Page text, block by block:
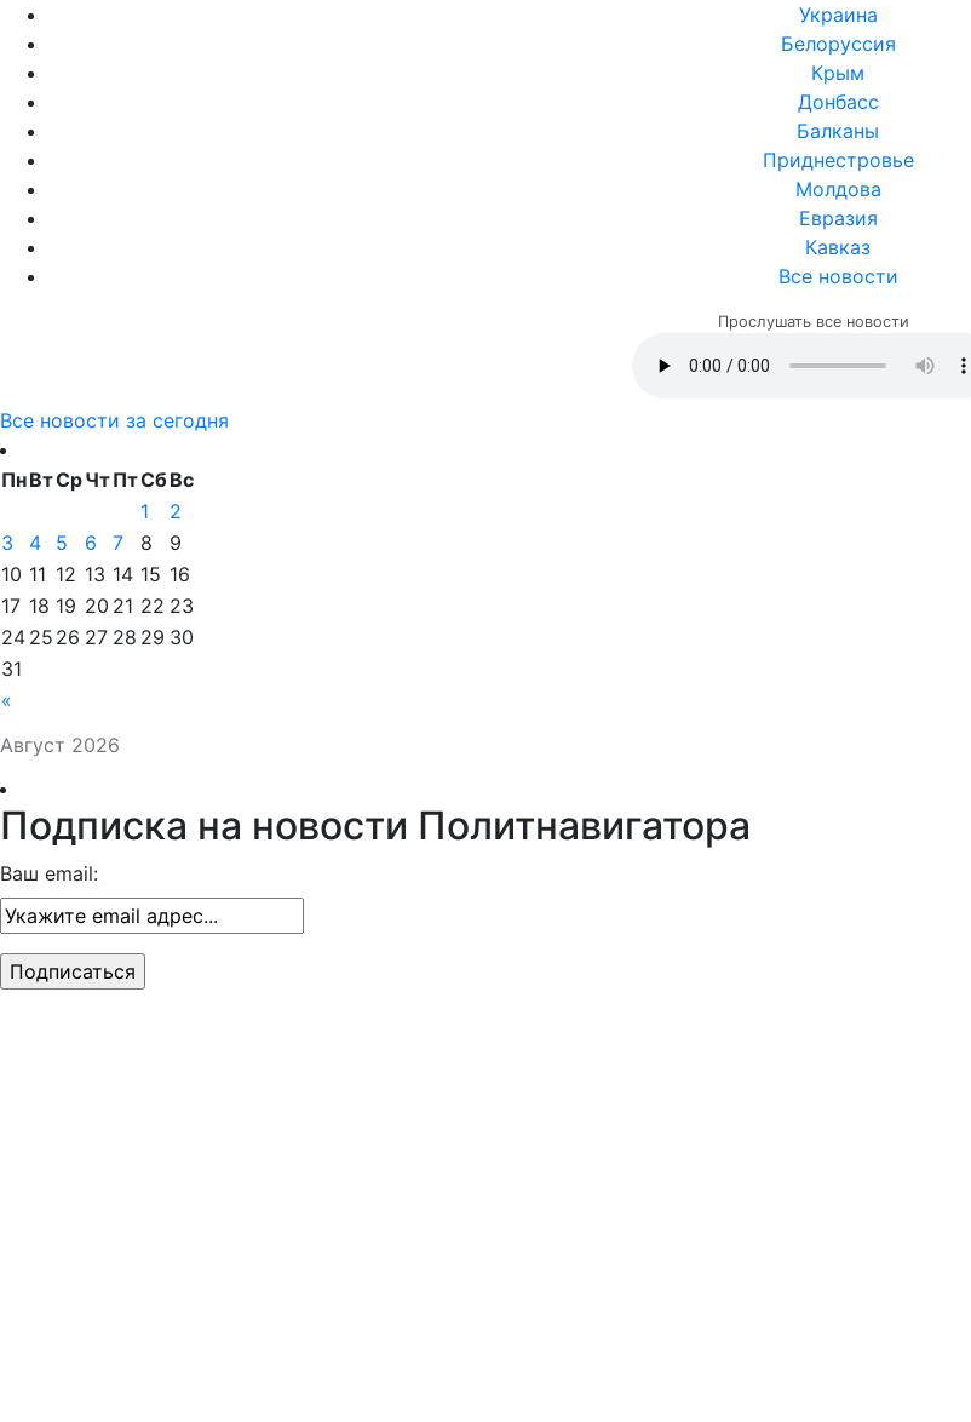
Украина
Белоруссия
Крым
Донбасс
Балканы
Приднестровье
Молдова
Евразия
Кавказ
Все новости
Прослушать все новости
Все новости за сегодня
Август 2026
ПнВтСрЧтПтСбВс
«
1
2
3
4 5 6 7 8
9
10 11 12 13 14 15 16
17 18 19 20 21 22 23
24 25 26 27 28 29 30
31
Подписка на новости Политнавигатора
Ваш email: